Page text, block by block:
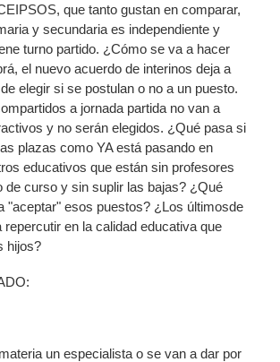
que tanto gustan en comparar,
y secundaria es independiente y
turno partido. ¿Cómo se va a hacer
el nuevo acuerdo de interinos deja a
elegir si se postulan o no a un puesto.
a jornada partida no van a
y no serán elegidos. ¿Qué pasa si
plazas como YA está pasando en
educativos que están sin profesores
de curso y sin suplir las bajas? ¿Qué
"aceptar" esos puestos? ¿Los últimosde
repercutir en la calidad educativa que
hijos?
un especialista o se van a dar por